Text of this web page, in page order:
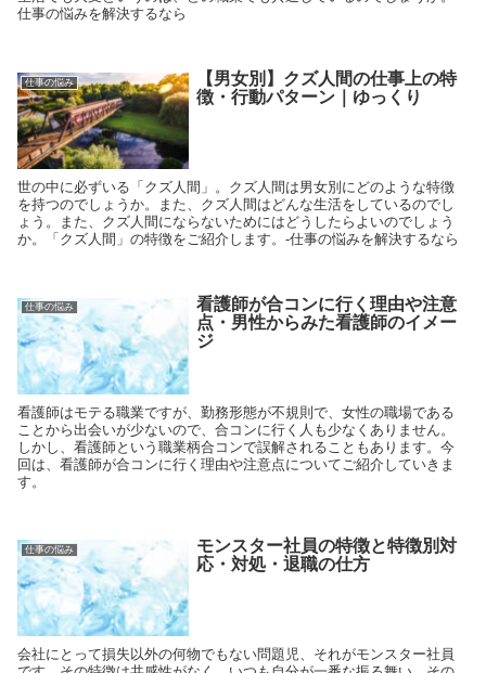
仕事の悩みを解決するなら
仕事の悩み
【男女別】クズ人間の仕事上の特
徴・行動パターン｜ゆっくり
世の中に必ずいる「クズ人間」。クズ人間は男女別にどのような特徴
を持つのでしょうか。また、クズ人間はどんな生活をしているのでし
ょう。また、クズ人間にならないためにはどうしたらよいのでしょう
か。「クズ人間」の特徴をご紹介します。-仕事の悩みを解決するなら
仕事の悩み
看護師が合コンに行く理由や注意
点・男性からみた看護師のイメー
ジ
看護師はモテる職業ですが、勤務形態が不規則で、女性の職場である
ことから出会いが少ないので、合コンに行く人も少なくありません。
しかし、看護師という職業柄合コンで誤解されることもあります。今
回は、看護師が合コンに行く理由や注意点についてご紹介していきま
す。
仕事の悩み
モンスター社員の特徴と特徴別対
応・対処・退職の仕方
会社にとって損失以外の何物でもない問題児、それがモンスター社員